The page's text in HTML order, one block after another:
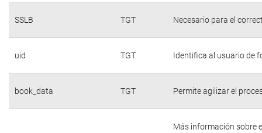
SSLB TGT Necesario para el
uid TGT Identifica al usuario de
book_data TGT Permite agilizar el
Más información sobre